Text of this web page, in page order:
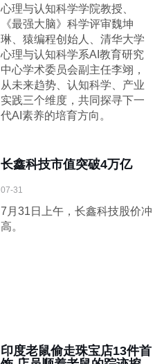
心理与认知科学学院教授、
《最强大脑》科学评审魏坤
琳、猿编程创始人、清华大学
心理与认知科学系AI教育研究
中心学术委员会副主任李翊，
从未来趋势、认知科学、产业
实践三个维度，共同探寻下一
代AI素养的培育方向。
长鑫科技市值突破4万亿
07-31
7月31日上午，长鑫科技股价冲
高。
印度老鼠偷走珠宝店13件首